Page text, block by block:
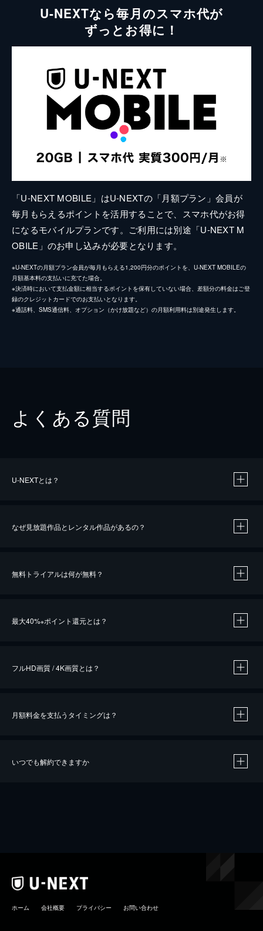
U-NEXTなら毎月のスマホ代が
ずっとお得に！
「U-NEXT MOBILE」はU-NEXTの「月額プラン」会員が
毎月もらえるポイントを活用することで、スマホ代がお得
になるモバイルプランです。ご利用には別途「U-NEXT M
OBILE」のお申し込みが必要となります。
※U-NEXTの月額プラン会員が毎月もらえる1,200円分のポイントを、U-NEXT MOBILEの
月額基本料の支払いに充てた場合。
※決済時において支払金額に相当するポイントを保有していない場合、差額分の料金はご登
録のクレジットカードでのお支払いとなります。
※通話料、SMS通信料、オプション（かけ放題など）の月額利用料は別途発生します。
よくある質問
U-NEXTとは？
なぜ見放題作品とレンタル作品があるの？
無料トライアルは何が無料？
最大40%※ポイント還元とは？
※40％ポイント還元の対象は、クレジットカード決済による作品の購入 / レンタルです。
フルHD画質 / 4K画質とは？
月額料金を支払うタイミングは？
いつでも解約できますか
ホーム 会社概要 プライバシー お問い合わせ